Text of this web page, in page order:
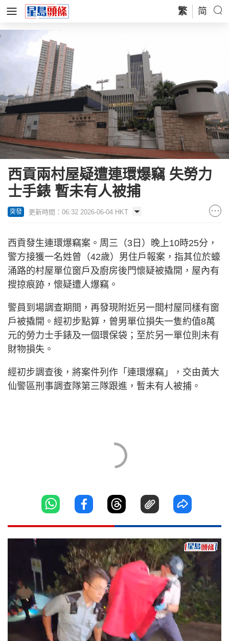
繁 简
西貢兩村屋疑遭連環爆竊 失勞力
士手錶 暫未有人被捕
突發 更新時間：06:32 2026-06-04 HKT
西貢發生連環爆竊案。周三（3日）晚上10時25分，
警方接獲一名姓曾（42歲）男住戶報案，指其位於蠔
涌路的村屋單位窗戶及廚房後門懷疑被撬開，屋內有
搜掠痕跡，懷疑遭人爆竊。
警員到場調查期間，再發現附近另一間村屋同樣有窗
戶被撬開。經初步點算，曾男單位損失一隻約值8萬
元的勞力士手錶及一個環保袋；至於另一單位則未有
財物損失。
經初步調查後，將案件列作「連環爆竊」，交由黃大
仙警區刑事調查隊第三隊跟進，暫未有人被捕。